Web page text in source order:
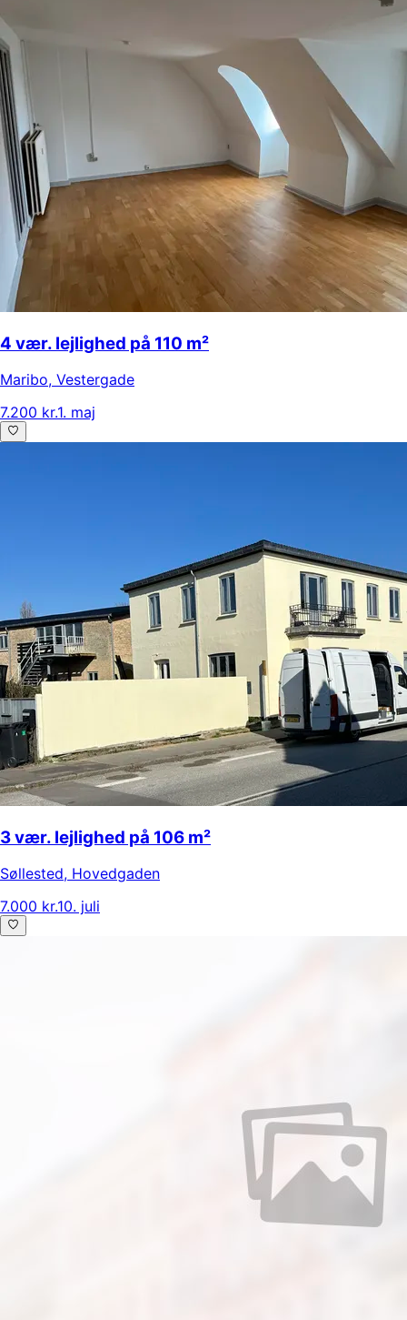
4 vær. lejlighed på 110 m²
Maribo, Vestergade
7.200 kr.1. maj
3 vær. lejlighed på 106 m²
Søllested, Hovedgaden
7.000 kr.10. juli